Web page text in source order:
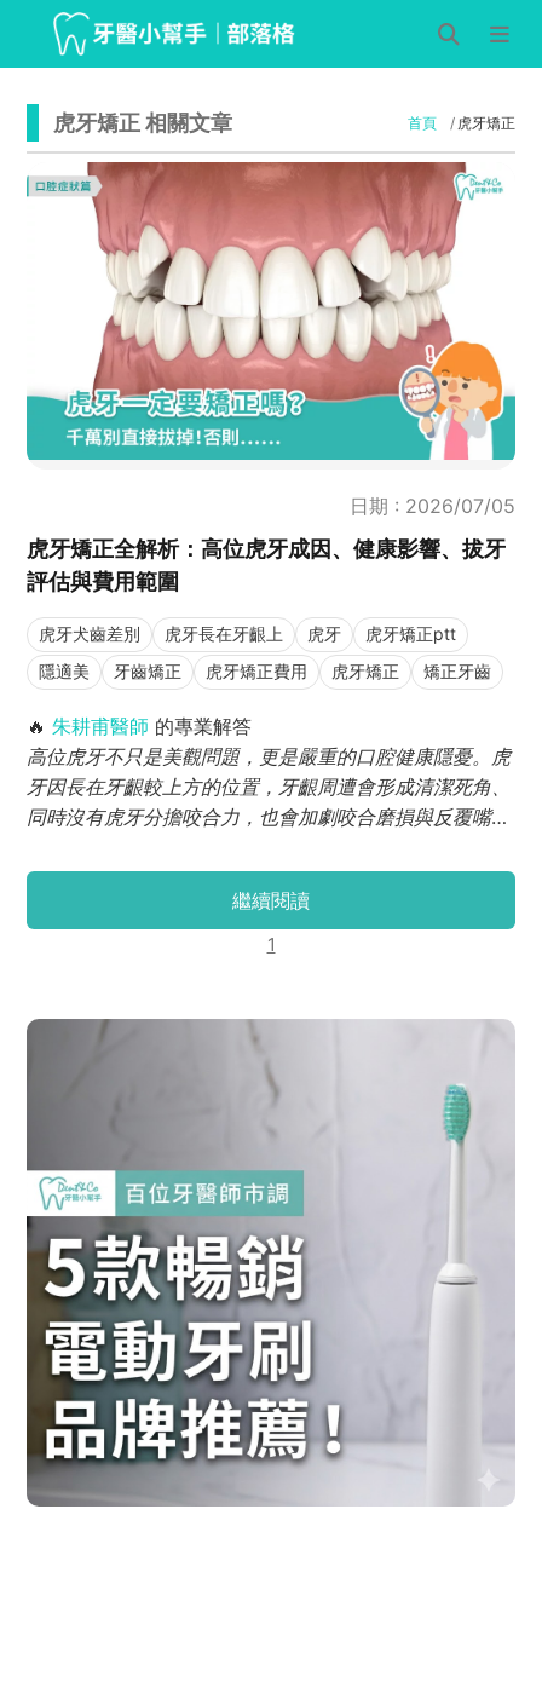
虎牙矯正 相關文章 首頁 虎牙矯正
日期 : 2026/07/05
虎牙矯正全解析：高位虎牙成因、健康影響、拔牙
評估與費用範圍
虎牙犬齒差別 虎牙長在牙齦上 虎牙
虎牙矯正ptt
隱適美
牙齒矯正 虎牙矯正費用 虎牙矯正 矯正牙齒
🔥 朱耕甫醫師 的專業解答
高位虎牙不只是美觀問題，更是嚴重的口腔健康隱憂。虎
牙因長在牙齦較上方的位置，牙齦周遭會形成清潔死角、
同時沒有虎牙分擔咬合力，也會加劇咬合磨損與反覆嘴
負撕裂食物與撐起微笑曲線的重要功能，所以臨床上基本
上不拔虎牙，而是改拔小臼齒或擴大牙弓的策略，在引導
虎牙長出。
繼續閱讀
1